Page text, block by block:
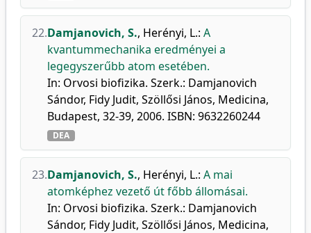
22.Damjanovich, S., Herényi, L.: A
kvantummechanika eredményei a
legegyszerűbb atom esetében.
In: Orvosi biofizika. Szerk.: Damjanovich
Sándor, Fidy Judit, Szöllősi János, Medicina,
Budapest, 32-39, 2006. ISBN: 9632260244
DEA
23.Damjanovich, S., Herényi, L.: A mai
atomképhez vezető út főbb állomásai.
In: Orvosi biofizika. Szerk.: Damjanovich
Sándor, Fidy Judit, Szöllősi János, Medicina,